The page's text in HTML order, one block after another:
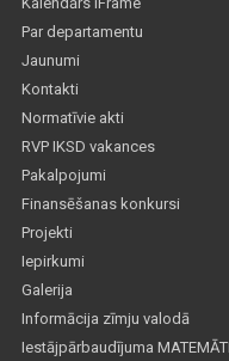
Par departamentu
Jaunumi
Kontakti
Normatīvie akti
RVP IKSD vakances
Pakalpojumi
Finansēšanas konkursi
Projekti
Iepirkumi
Galerija
Informācija zīmju valodā
Iestājpārbaudījuma